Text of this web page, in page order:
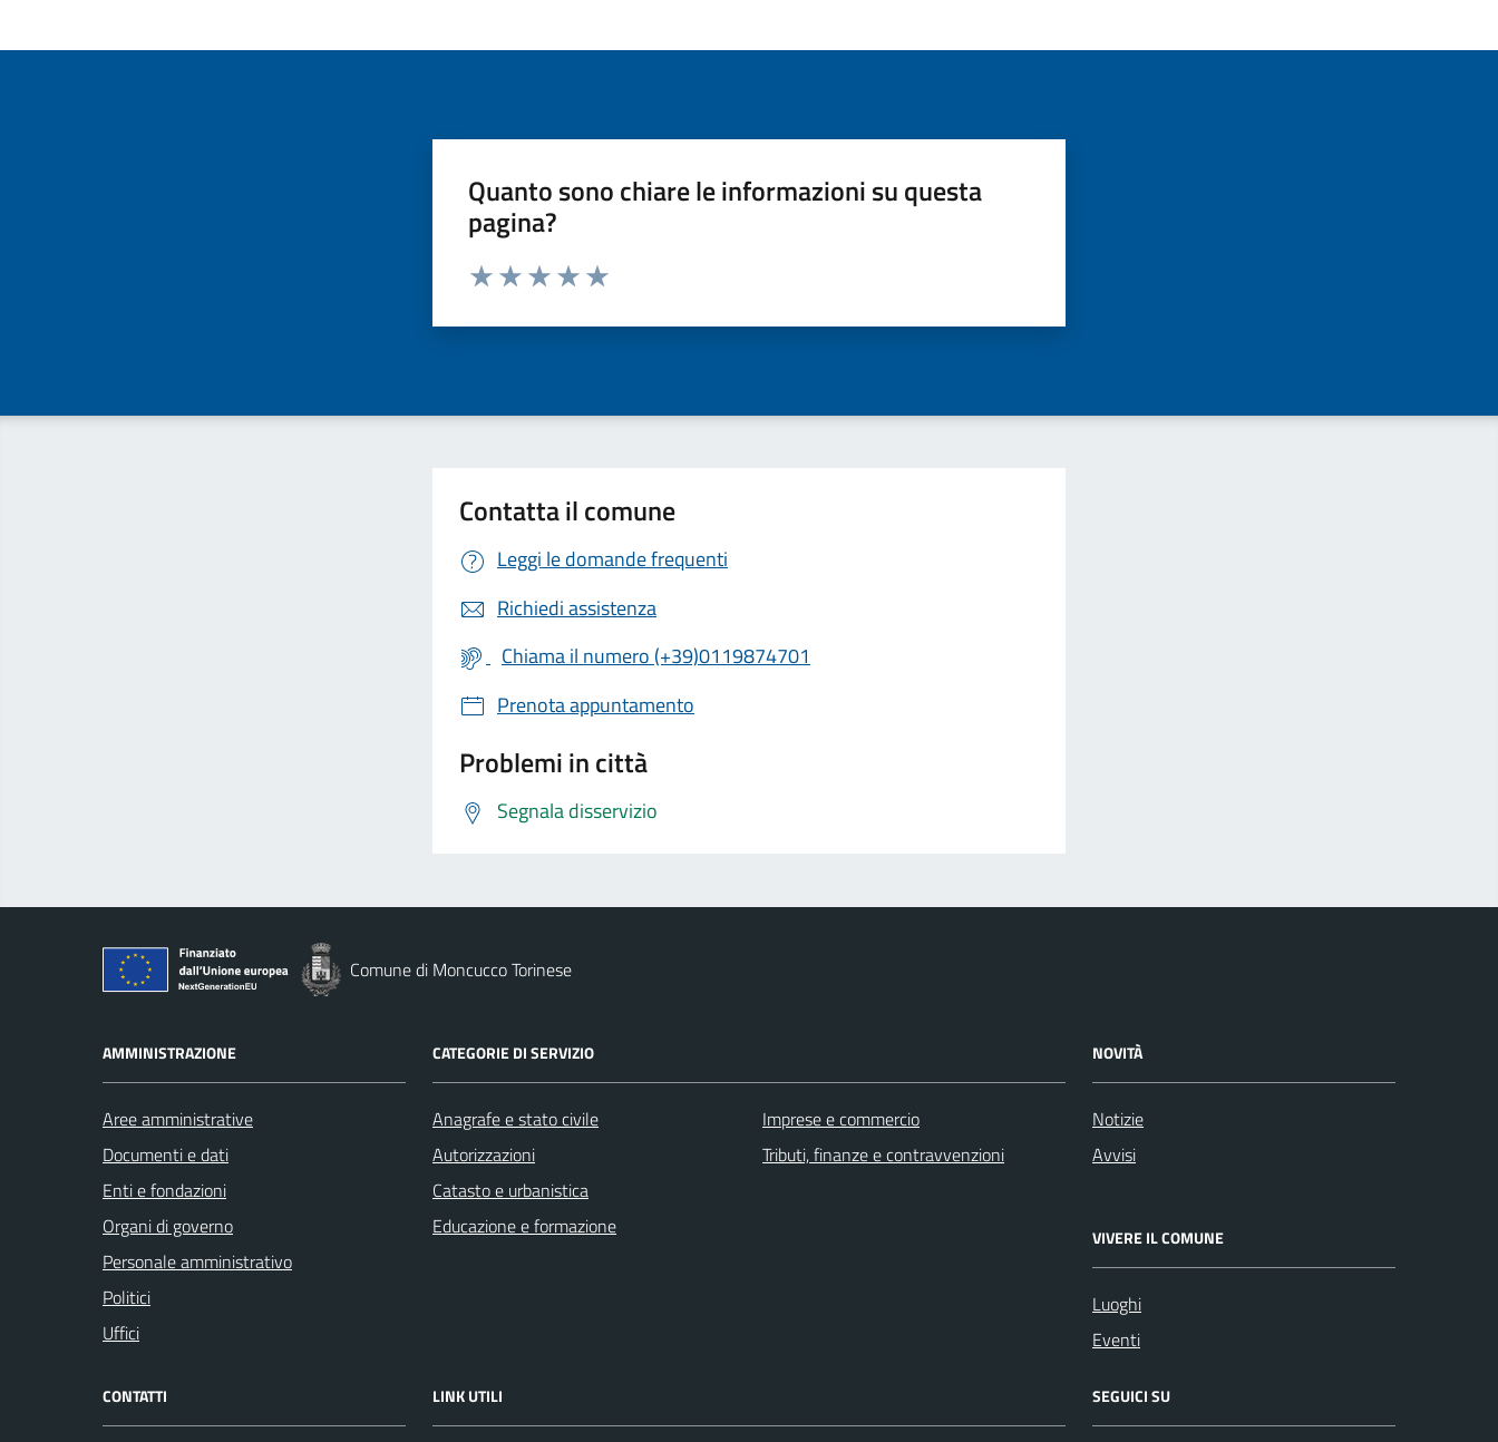
Quanto sono chiare le informazioni su questa
pagina?
Valuta da 1 a 5 stelle la pagina
Contatta il comune
Leggi le domande frequenti
Richiedi assistenza
Chiama il numero (+39)0119874701
Prenota appuntamento
Problemi in città
Segnala disservizio
Comune di Moncucco Torinese
AMMINISTRAZIONE
Aree amministrative
Documenti e dati
Enti e fondazioni
Organi di governo
Personale amministrativo
Politici
Uffici
CATEGORIE DI SERVIZIO
Anagrafe e stato civile
Autorizzazioni
Catasto e urbanistica
Educazione e formazione
Imprese e commercio
Tributi, finanze e contravvenzioni
NOVITÀ
Notizie
Avvisi
VIVERE IL COMUNE
Luoghi
Eventi
CONTATTI LINK UTILI SEGUICI SU